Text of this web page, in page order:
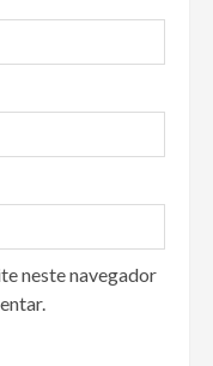
neste navegador